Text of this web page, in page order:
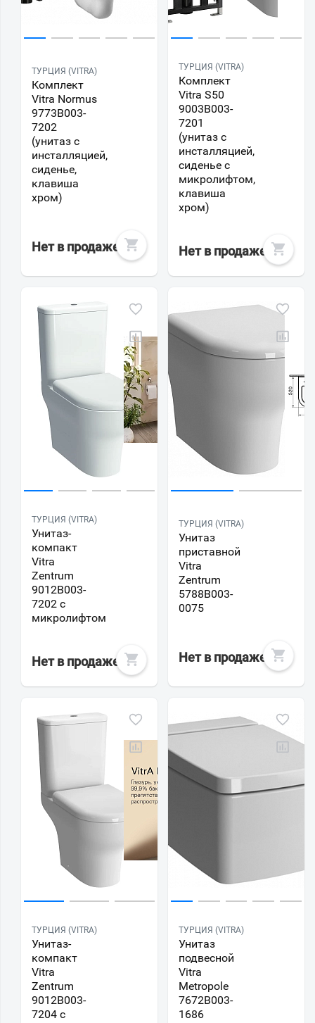
ТУРЦИЯ (VITRA)
Комплект
Vitra Normus
9773B003-
7202
(унитаз с
инсталляцией,
сиденье,
клавиша
хром)
Нет в продаже
ТУРЦИЯ (VITRA)
Комплект
Vitra S50
9003B003-
7201
(унитаз с
инсталляцией,
сиденье с
микролифтом,
клавиша
хром)
Нет в продаже
ТУРЦИЯ (VITRA)
Унитаз-
компакт
Vitra
Zentrum
9012B003-
7202 с
микролифтом
Нет в продаже
ТУРЦИЯ (VITRA)
Унитаз
приставной
Vitra
Zentrum
5788B003-
0075
Нет в продаже
ТУРЦИЯ (VITRA)
Унитаз-
компакт
Vitra
Zentrum
9012B003-
7204 с
ТУРЦИЯ (VITRA)
Унитаз
подвесной
Vitra
Metropole
7672B003-
1686